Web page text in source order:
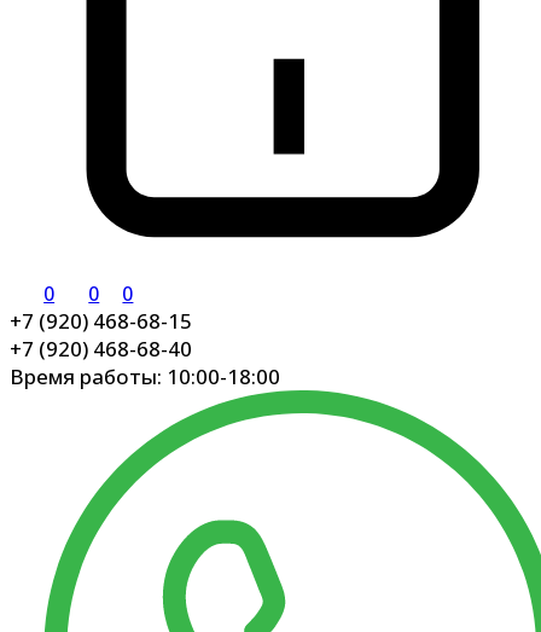
0 0 0
+7 (920) 468-68-15
+7 (920) 468-68-40
Время работы: 10:00-18:00